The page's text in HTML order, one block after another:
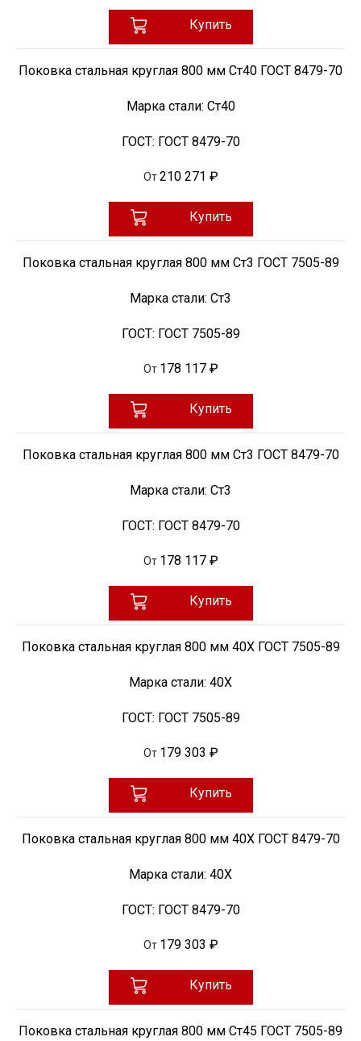
Купить
Поковка стальная круглая 800 мм Ст40 ГОСТ 8479-70
Марка стали: Ст40
ГОСТ: ГОСТ 8479-70
От 210 271 ₽
Купить
Поковка стальная круглая 800 мм Ст3 ГОСТ 7505-89
Марка стали: Ст3
ГОСТ: ГОСТ 7505-89
От 178 117 ₽
Купить
Поковка стальная круглая 800 мм Ст3 ГОСТ 8479-70
Марка стали: Ст3
ГОСТ: ГОСТ 8479-70
От 178 117 ₽
Купить
Поковка стальная круглая 800 мм 40Х ГОСТ 7505-89
Марка стали: 40Х
ГОСТ: ГОСТ 7505-89
От 179 303 ₽
Купить
Поковка стальная круглая 800 мм 40Х ГОСТ 8479-70
Марка стали: 40Х
ГОСТ: ГОСТ 8479-70
От 179 303 ₽
Купить
Поковка стальная круглая 800 мм Ст45 ГОСТ 7505-89